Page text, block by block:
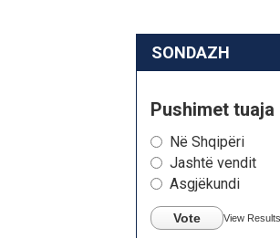
SONDAZH
Pushimet
Në Shqipëri
Jashtë vendit
Asgjëkundi
Vote View Results